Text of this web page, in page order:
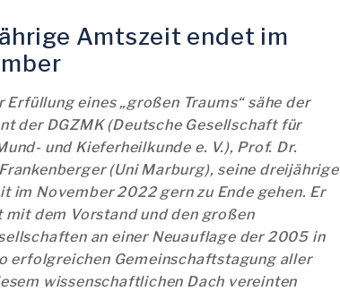
Amtszeit endet im
Erfüllung eines „großen Traums“ sähe der
der DGZMK (Deutsche Gesellschaft für
und Kieferheilkunde e. V.), Prof. Dr.
(Uni Marburg), seine dreijährige
im November 2022 gern zu Ende gehen. Er
mit dem Vorstand und den großen
an einer Neuauflage der 2005 in
erfolgreichen Gemeinschaftstagung aller
wissenschaftlichen Dach vereinten